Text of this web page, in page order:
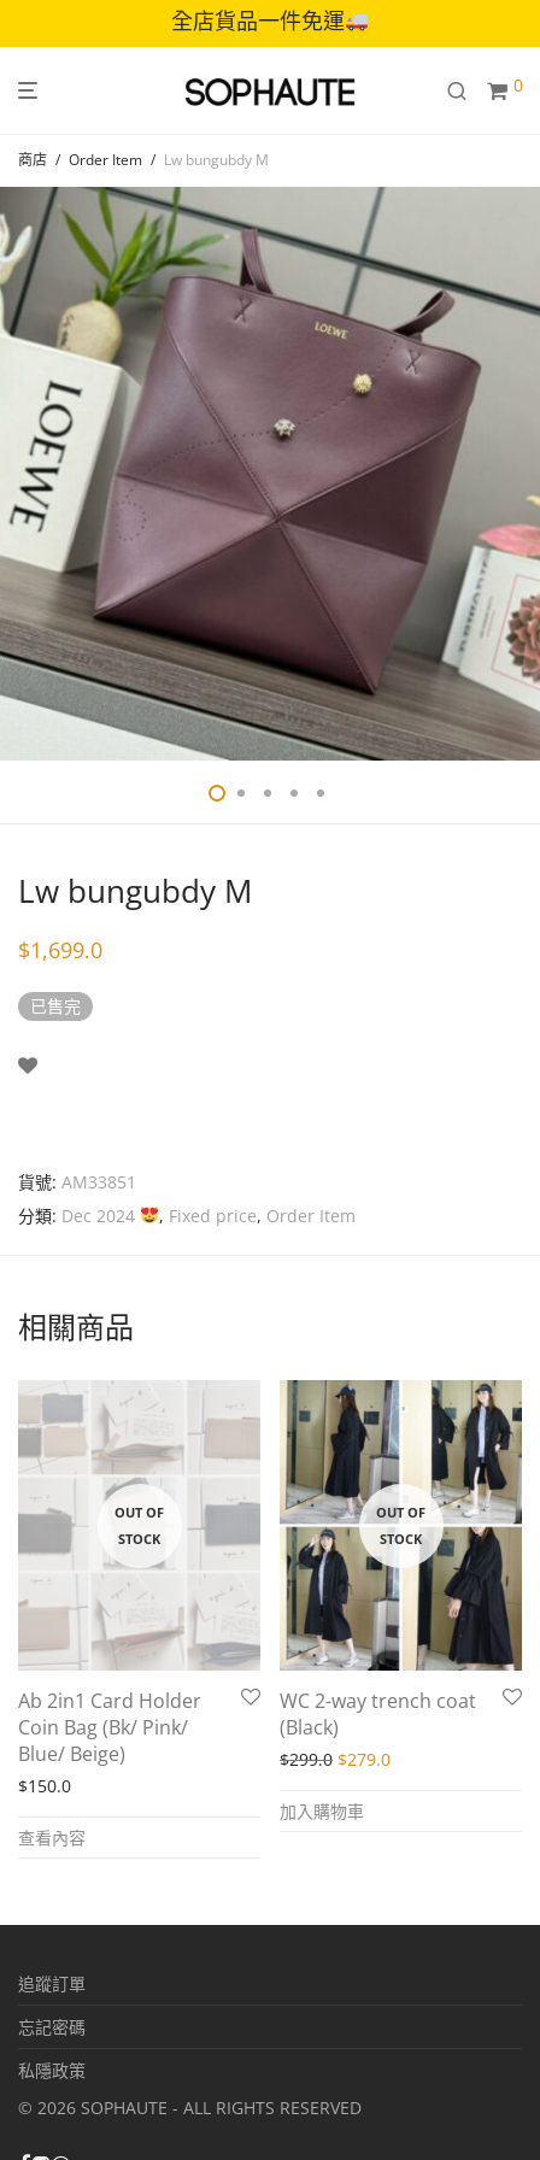
全店貨品一件免運
0
商店 / Order Item / Lw bungubdy M
Lw bungubdy M
$1,699.0
已售完
貨號: AM33851
分類: Dec 2024 , Fixed price, Order Item
相關商品
Ab 2in1 Card Holder
Coin Bag (Bk/ Pink/
Blue/ Beige)
$150.0
查看內容
WC 2-way trench coat
(Black)
$299.0 Original price was:
$279.0Current price is:
加入購物車
追蹤訂單
忘記密碼
私隱政策
© 2026 SOPHAUTE - ALL RIGHTS RESERVED